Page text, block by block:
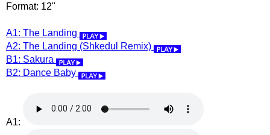
Format: 12"
A1: The Landing
A2: The Landing (Shkedul Remix)
B1: Sakura
B2: Dance Baby
A1: